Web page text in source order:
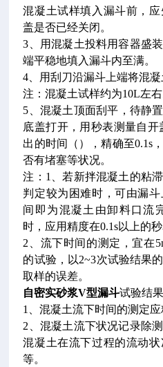
混凝土试样填入漏斗前，
盖是否已经关闭。
3、用混凝土投料用容器盛
端平稳地填入漏斗内至满。
4、用刮刀沿漏斗上端将混凝
注：混凝土试样约为10L左右
5、混凝土顶面刮平，待静
底盖打开，用秒表测量自
出的时间（），精确至0.1s
否有堵塞等状况。
注：1、若新拌混凝土的粘
判定较为困难时，可由漏
间即为混凝土由卸料口流
时，应用精度在0.1s以上的秒
2、流下时间的测定，宜在
的试验，以2~3次试验结果
取样的误差。
自密实砂浆V型漏斗试验结
1、混凝土流下时间的测定应
2、混凝土流下状况记录除
混凝土在流下过程的流动
等。